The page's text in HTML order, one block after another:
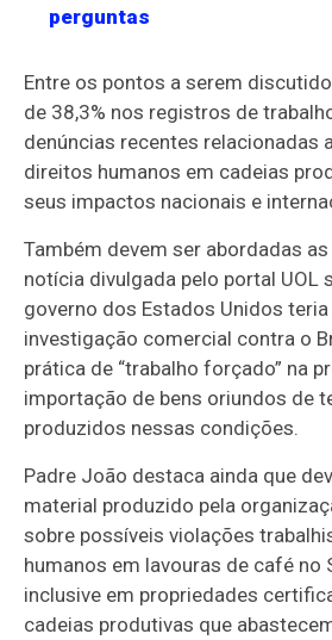
perguntas
Entre os pontos a serem
de 38,3% nos registros de
denúncias recentes relacionadas
direitos humanos em cadeias
seus impactos nacionais e
Também devem ser abordadas
notícia divulgada pelo portal UOL
governo dos Estados Unidos
investigação comercial contra o
prática de “trabalho forçado” na
importação de bens oriundos de
produzidos nessas condições.
Padre João destaca ainda que
material produzido pela
sobre possíveis violações
humanos em lavouras de café no
inclusive em propriedades
cadeias produtivas que